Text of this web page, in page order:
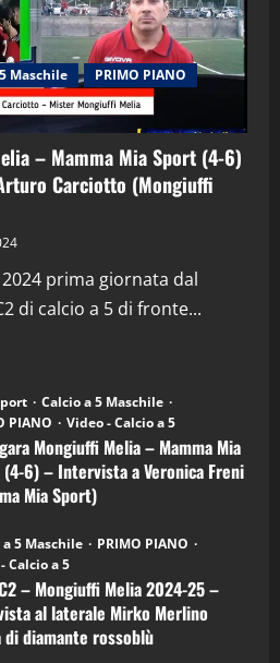
Maschile
PRIMO PIANO
– Mamma Mia Sport (4-6)
Carciotto (Mongiuffi
prima giornata dal
di calcio a 5 di fronte...
Calcio a 5 Maschile
PIANO
Video - Calcio a 5
Mongiuffi Melia – Mamma Mia
6) – Intervista a Veronica Freni
Mia Sport)
a 5 Maschile
PRIMO PIANO
Calcio a 5
– Mongiuffi Melia 2024-25 –
al laterale Mirko Merlino
di diamante rossoblù
in Podcast: 29^ Puntata
28 Aprile 2026)
2026
in Podcast
in Podcast: 28^ Puntata
21 Aprile 2026)
2026
in Podcast: 27^ Puntata
14 Aprile 2026)
2026